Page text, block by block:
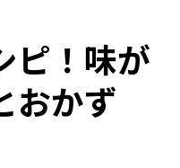
ピ！味が
おかず